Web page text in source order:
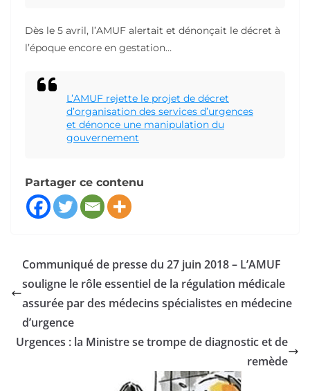
Dès le 5 avril, l’AMUF alertait et dénonçait le décret à
l’époque encore en gestation…
L’AMUF rejette le projet de décret
d’organisation des services d’urgences
et dénonce une manipulation du
gouvernement
Partager ce contenu
Communiqué de presse du 27 juin 2018 – L’AMUF
souligne le rôle essentiel de la régulation médicale
assurée par des médecins spécialistes en médecine
d’urgence
Urgences : la Ministre se trompe de diagnostic et de
remède